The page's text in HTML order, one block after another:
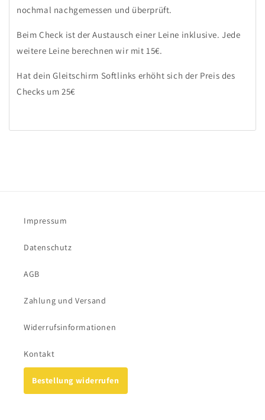
nochmal nachgemessen und überprüft.
Beim Check ist der Austausch einer Leine inklusive. Jede
weitere Leine berechnen wir mit 15€.
Hat dein Gleitschirm Softlinks erhöht sich der Preis des
Checks um 25€
Impressum
Datenschutz
AGB
Zahlung und Versand
Widerrufsinformationen
Kontakt
Bestellung widerrufen